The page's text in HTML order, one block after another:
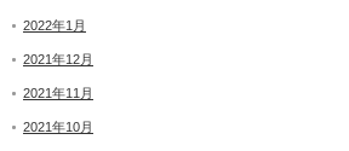
2022年1月
2021年12月
2021年11月
2021年10月